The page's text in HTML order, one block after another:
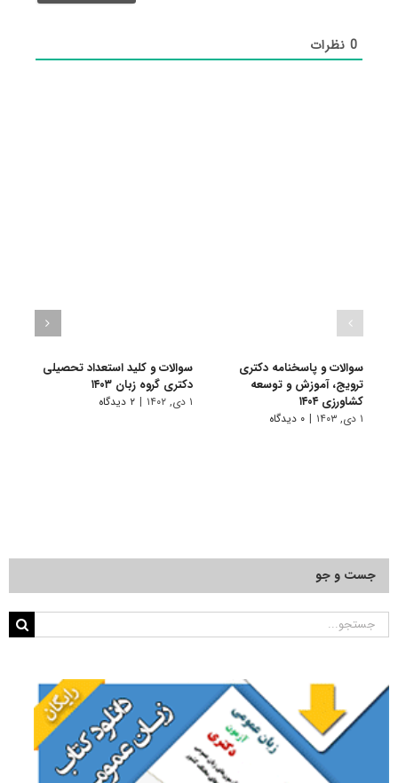
0نظرات
سوالات و پاسخنامه دکتری
ترویج، آموزش و توسعه
کشاورزی ۱۴۰۴
۱ دی, ۱۴۰۳ | ۰ دیدگاه
سوالات و کلید استعداد تحصیلی
دکتری گروه زبان ۱۴۰۳
۱ دی, ۱۴۰۲ | ۲ دیدگاه
جست و جو
جستجو